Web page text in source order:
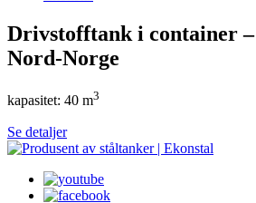
Drivstofftank i container
Nord-Norge
kapasitet: 40 m3
Se detaljer